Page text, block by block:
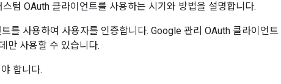
스텀 OAuth 클라이언트를 사용하는 시기와 방법을 설명합니다.
를 사용하여 사용자를 인증합니다. Google 관리 OAuth 클라이언트
만 사용할 수 있습니다.
합니다.